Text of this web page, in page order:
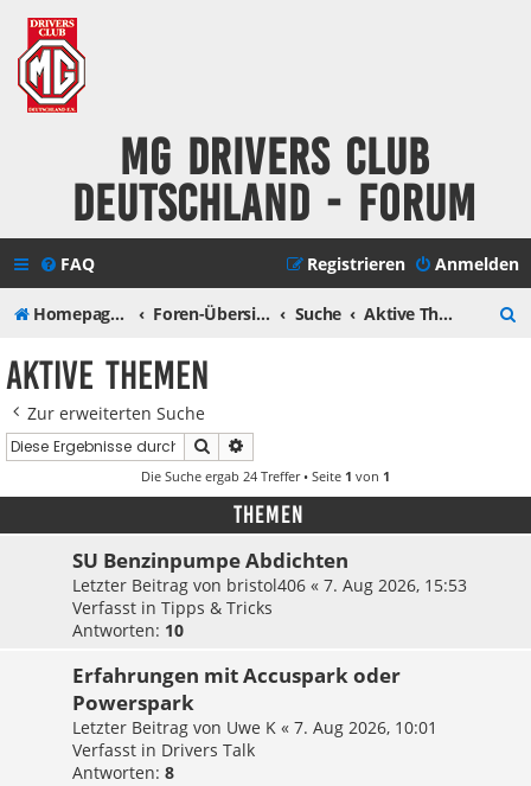
MG Drivers Club
Deutschland - Forum
FAQ Anmelden
Registrieren
Homepage MG Drivers Club Deutschland Foren-Übersicht Suche Aktive Themen
Aktive Themen
Zur erweiterten Suche
Suche
Die Suche ergab 24 Treffer • Seite 1 von 1
Themen
SU Benzinpumpe Abdichten
Letzter Beitrag von bristol406 « 7. Aug 2026, 15:53
Verfasst in Tipps & Tricks
Antworten: 10
Erfahrungen mit Accuspark oder
Powerspark
Letzter Beitrag von Uwe K « 7. Aug 2026, 10:01
Verfasst in Drivers Talk
Antworten: 8